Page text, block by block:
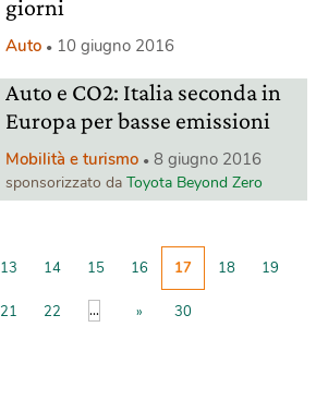
giorni
Auto 10 giugno 2016
Auto e CO2: Italia seconda in
Europa per basse emissioni
Mobilità e turismo 8 giugno 2016
sponsorizzato da Toyota Beyond Zero
13 14 15 16 17 18 19
21 22 ... » 30